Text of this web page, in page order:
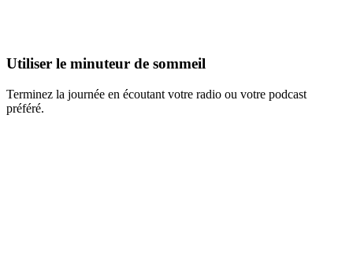
Utiliser le minuteur de sommeil
Terminez la journée en écoutant votre radio ou votre podcast
préféré.